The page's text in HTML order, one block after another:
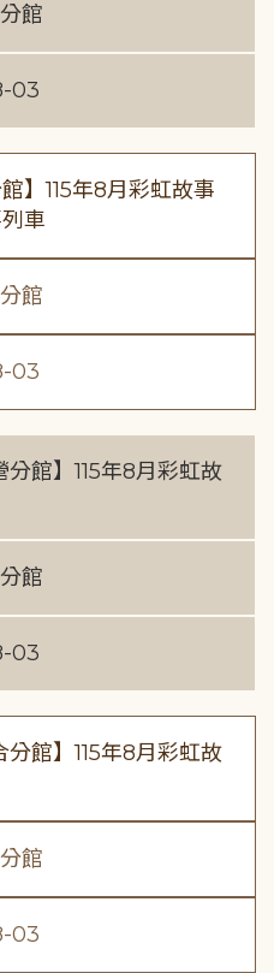
館
03
】115年8月彩虹故事
車
館
03
分館】115年8月彩虹故
館
03
分館】115年8月彩虹故
館
03